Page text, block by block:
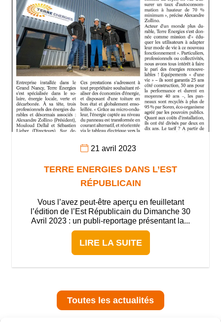
21 avril 2023
TERRE ENERGIES DANS L’EST
RÉPUBLICAIN
Vous l’avez peut-être aperçu en feuilletant
l’édition de l’Est Républicain du Dimanche 30
Avril 2023 : un publi-reportage présentant la...
LIRE LA SUITE
Toutes les actualités